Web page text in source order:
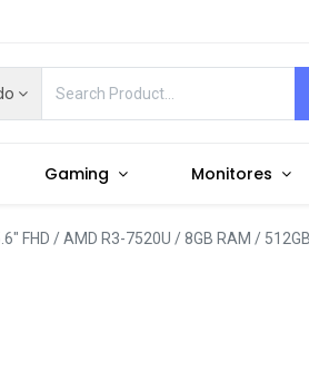
Gaming Monitores
FHD / AMD R3-7520U / 8GB RAM /